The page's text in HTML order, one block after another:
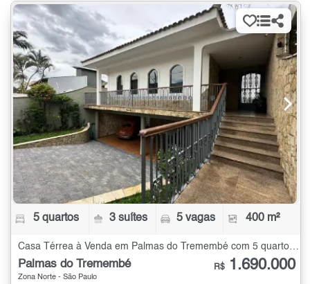
5 quartos 3 suítes 5 vagas 400 m²
Palmas do Tremembé
Zona Norte - São Paulo
R$ 1.690.000